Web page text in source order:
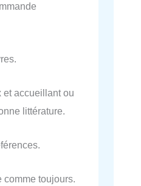
et accueillant ou
littérature.
comme toujours.